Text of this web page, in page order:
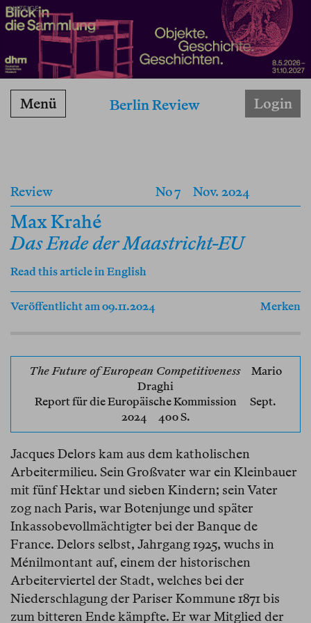
ANZEIGE
Berlin Review
Menü Login
Review No 7 Nov. 2024
Max Krahé
Das Ende der Maastricht-EU
Read this article in English
Veröffentlicht am 09.11.2024 Merken
The Future of European Competitiveness
Mario
Draghi
Report für die Europäische Kommission
Sept.
2024 400 S.
Jacques Delors kam aus dem katholischen
Arbeitermilieu. Sein Großvater war ein Kleinbauer
mit fünf Hektar und sieben Kindern; sein Vater
zog nach Paris, war Botenjunge und später
Inkassobevollmächtigter bei der Banque de
France. Delors selbst, Jahrgang 1925, wuchs in
Ménilmontant auf, einem der historischen
Arbeiterviertel der Stadt, welches bei der
Niederschlagung der Pariser Kommune 1871 bis
zum bitteren Ende kämpfte. Er war Mitglied der